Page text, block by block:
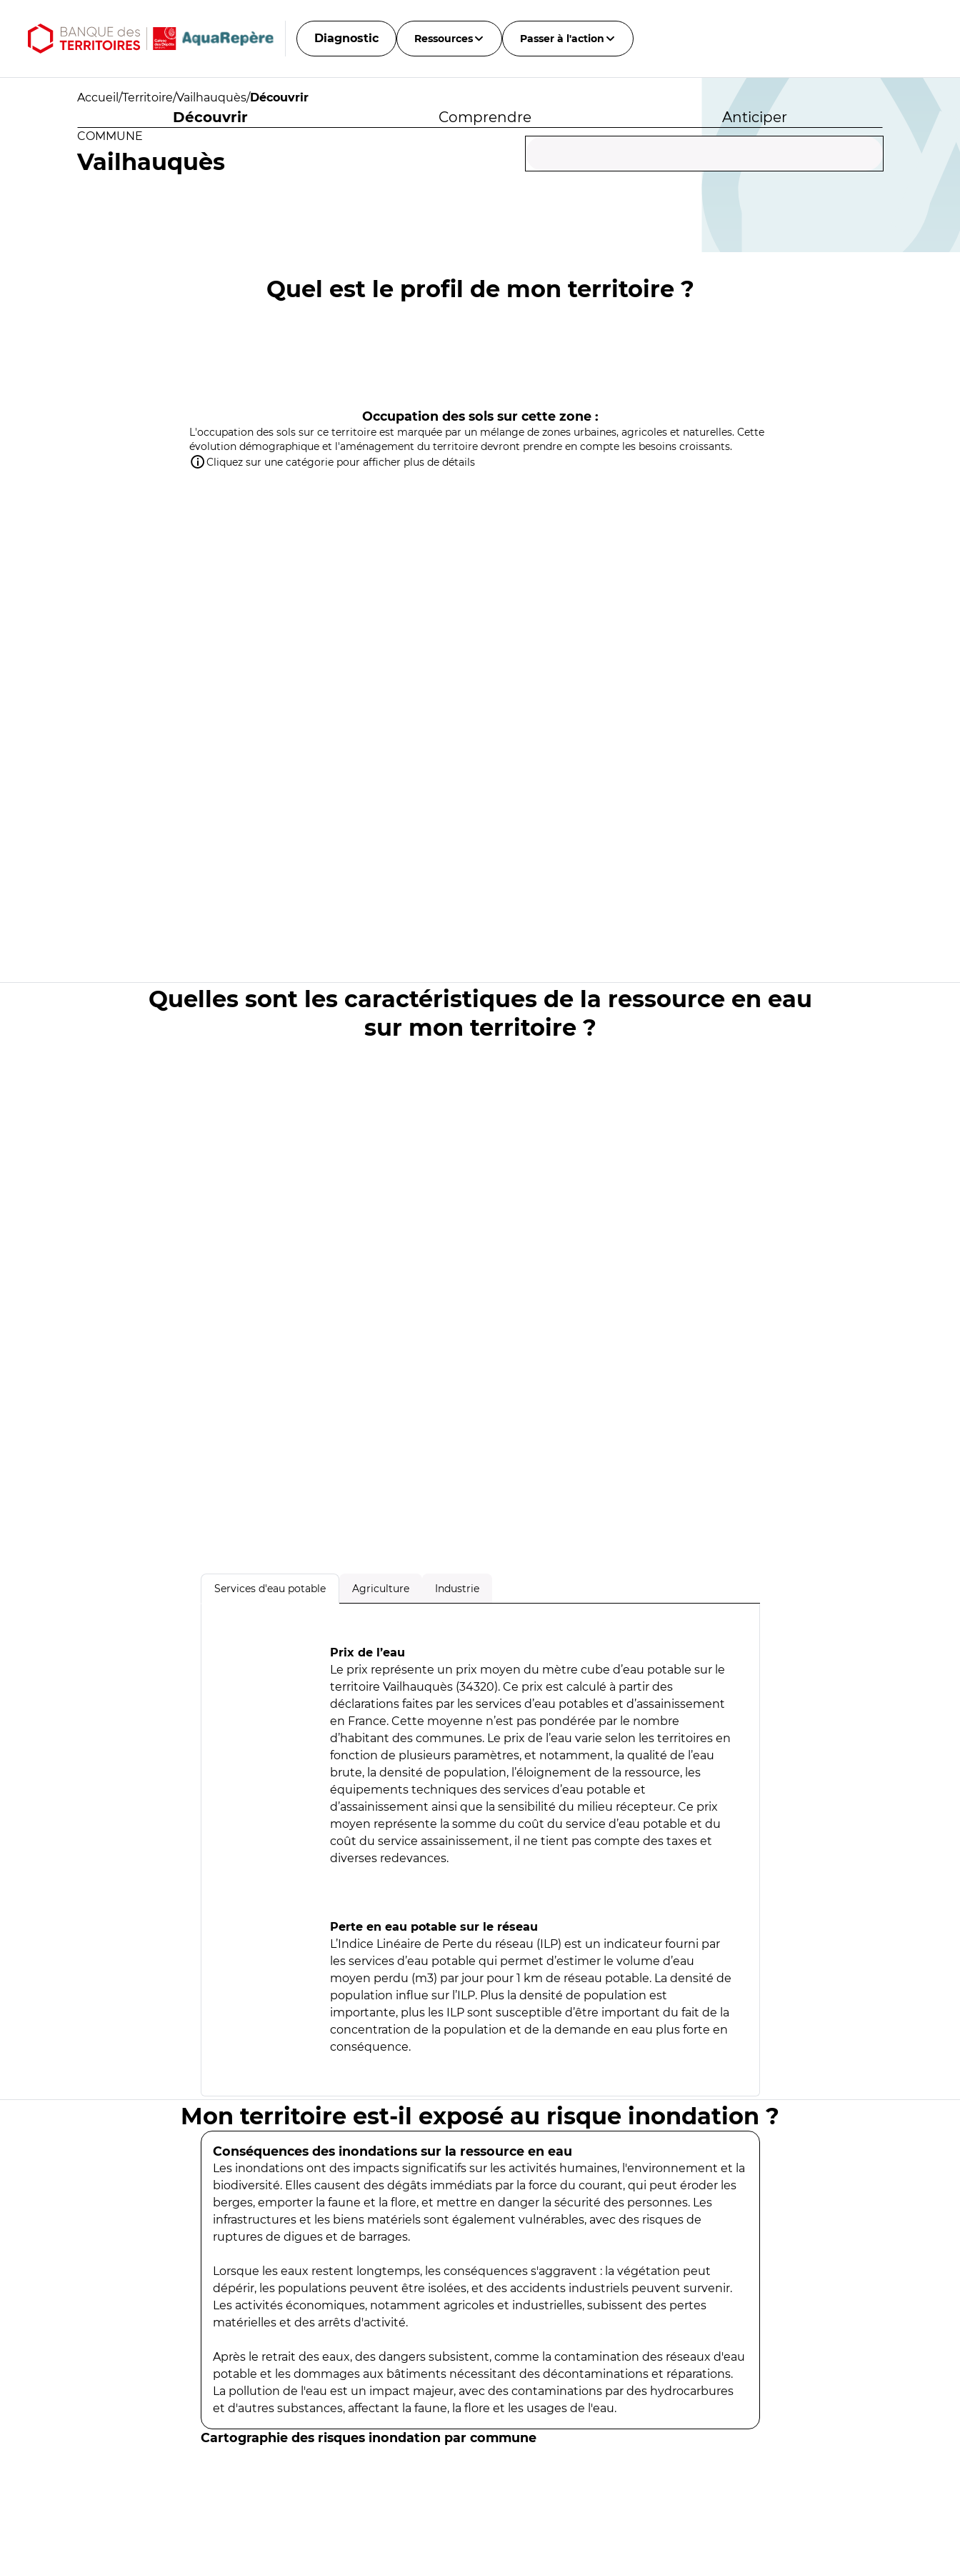
Diagnostic Ressources Passer à l'action
Accueil /Territoire/Vailhauquès/Découvrir
Découvrir Comprendre Anticiper
COMMUNE
Vailhauquès
Quel est le profil de mon territoire ?
Occupation des sols sur cette zone :
L'occupation des sols sur ce territoire est marquée par un mélange de zones urbaines, agricoles et naturelles. Cette
évolution démographique et l'aménagement du territoire devront prendre en compte les besoins croissants.
Cliquez sur une catégorie pour afficher plus de détails
Quelles sont les caractéristiques de la ressource en eau
sur mon territoire ?
Services d'eau potable Agriculture Industrie
Prix de l’eau
Le prix représente un prix moyen du mètre cube d’eau potable sur le
territoire Vailhauquès (34320). Ce prix est calculé à partir des
déclarations faites par les services d’eau potables et d’assainissement
en France. Cette moyenne n’est pas pondérée par le nombre
d’habitant des communes. Le prix de l’eau varie selon les territoires en
fonction de plusieurs paramètres, et notamment, la qualité de l’eau
brute, la densité de population, l’éloignement de la ressource, les
équipements techniques des services d’eau potable et
d’assainissement ainsi que la sensibilité du milieu récepteur. Ce prix
moyen représente la somme du coût du service d’eau potable et du
coût du service assainissement, il ne tient pas compte des taxes et
diverses redevances.
Perte en eau potable sur le réseau
L’Indice Linéaire de Perte du réseau (ILP) est un indicateur fourni par
les services d’eau potable qui permet d’estimer le volume d’eau
moyen perdu (m3) par jour pour 1 km de réseau potable. La densité de
population influe sur l’ILP. Plus la densité de population est
importante, plus les ILP sont susceptible d’être important du fait de la
concentration de la population et de la demande en eau plus forte en
conséquence.
Mon territoire est-il exposé au risque inondation ?
Conséquences des inondations sur la ressource en eau
Les inondations ont des impacts significatifs sur les activités humaines, l'environnement et la
biodiversité. Elles causent des dégâts immédiats par la force du courant, qui peut éroder les
berges, emporter la faune et la flore, et mettre en danger la sécurité des personnes. Les
infrastructures et les biens matériels sont également vulnérables, avec des risques de
ruptures de digues et de barrages.
Lorsque les eaux restent longtemps, les conséquences s'aggravent : la végétation peut
dépérir, les populations peuvent être isolées, et des accidents industriels peuvent survenir.
Les activités économiques, notamment agricoles et industrielles, subissent des pertes
matérielles et des arrêts d'activité.
Après le retrait des eaux, des dangers subsistent, comme la contamination des réseaux d'eau
potable et les dommages aux bâtiments nécessitant des décontaminations et réparations.
La pollution de l'eau est un impact majeur, avec des contaminations par des hydrocarbures
et d'autres substances, affectant la faune, la flore et les usages de l'eau.
Cartographie des risques inondation par commune